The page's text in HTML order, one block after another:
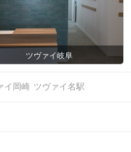
ツヴァイ岐阜
イ岡崎 ツヴァイ名駅